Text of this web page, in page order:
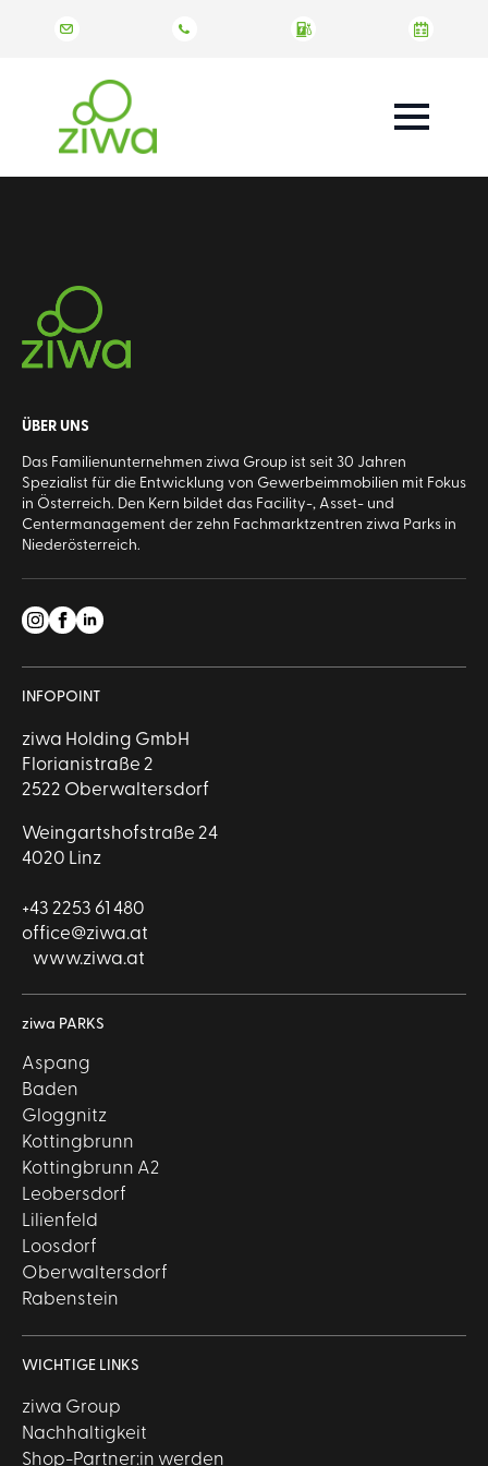
ÜBER UNS
Das Familienunternehmen ziwa Group ist seit 30 Jahren
Spezialist für die Entwicklung von Gewerbeimmobilien mit Fokus
in Österreich. Den Kern bildet das Facility-, Asset- und
Centermanagement der zehn Fachmarktzentren ziwa Parks in
Niederösterreich.
INFOPOINT
ziwa Holding GmbH
Florianistraße 2
2522 Oberwaltersdorf
Weingartshofstraße 24
4020 Linz
+43 2253 61 480
office@ziwa.at
www.ziwa.at
ziwa PARKS
Aspang
Baden
Gloggnitz
Kottingbrunn
Kottingbrunn A2
Leobersdorf
Lilienfeld
Loosdorf
Oberwaltersdorf
Rabenstein
WICHTIGE LINKS
ziwa Group
Nachhaltigkeit
Shop-Partner:in werden